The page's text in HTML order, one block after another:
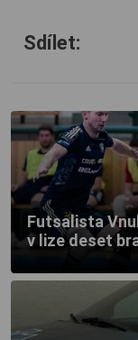
Sdílet:
Futsalista
v lize deset